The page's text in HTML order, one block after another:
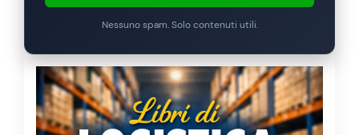
Nessuno spam. Solo contenuti utili.